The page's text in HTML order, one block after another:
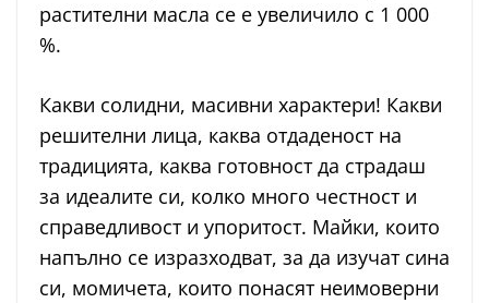
растителни масла се е увеличило с 1 000
%.
Какви солидни, масивни характери! Какви
решителни лица, каква отдаденост на
традицията, каква готовност да страдаш
за идеалите си, колко много честност и
справедливост и упоритост. Майки, които
напълно се изразходват, за да изучат сина
си, момичета, които понасят неимоверни